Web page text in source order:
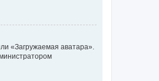
«Загружаемая аватара».